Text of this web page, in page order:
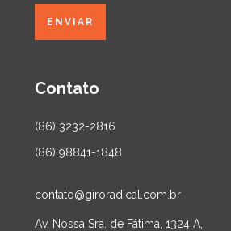
Contato
(86) 3232-2816
(86) 98841-1848
contato@giroradical.com.br
Av. Nossa Sra. de Fátima, 1324 A,